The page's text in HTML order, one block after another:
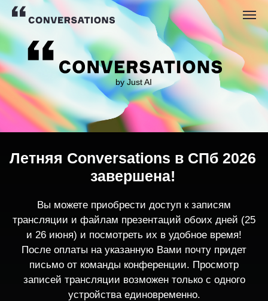
by Just AI
трансляции и файлам презентаций обоих дней (25
После оплаты на указанную Вами почту придет
записей трансляции возможен только с одного
устройства единовременно.
По любым вопросам пишите
contact@conversations-ai.co m
Летняя Conversations в СПб 2026
завершена!